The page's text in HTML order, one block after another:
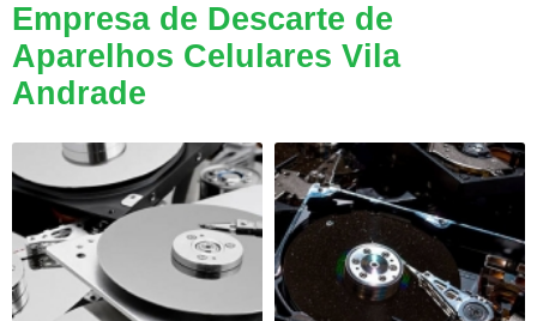
Empresa de Descarte de
Aparelhos Celulares Vila
Andrade